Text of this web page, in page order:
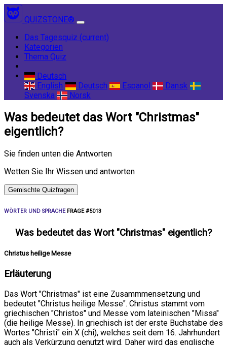
QUIZSTONE®
Das Tagesquiz (current)
Kategorien
Thema Quiz
Deutsch
English
Deutsch Espanol
Dansk
Svenska
Norsk
Was bedeutet das Wort "Christmas"
eigentlich?
Sie finden unten die Antworten
Wetten Sie Ihr Wissen und antworten
Gemischte Quizfragen
WÖRTER UND SPRACHEFRAGE #5013
Was bedeutet das Wort "Christmas" eigentlich?
Christus heilige Messe
Erläuterung
Das Wort "Christmas" ist eine Zusammmensetzung und
bedeutet "Christus heilige Messe". Christus stammt vom
griechischen "Christos" und Messe vom lateinischen "Missa"
(die heilige Messe). In griechisch ist der erste Buchstabe des
Wortes "Christi" ein X (chi), welches seit dem 16. Jahrhundert
auch als Verkürzung genutzt wird. Daher wird das englische